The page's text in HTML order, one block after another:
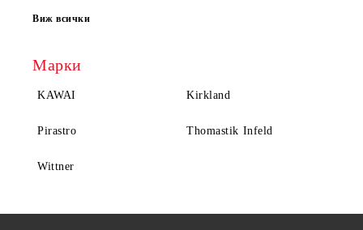
Виж всички
Марки
KAWAI Kirkland
Pirastro Thomastik Infeld
Wittner